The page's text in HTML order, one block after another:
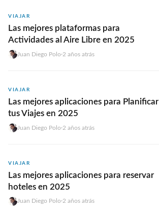
VIAJAR
Las mejores plataformas para
Actividades al Aire Libre en 2025
Juan Diego Polo·2 años atrás
VIAJAR
Las mejores aplicaciones para Planificar
tus Viajes en 2025
Juan Diego Polo·2 años atrás
VIAJAR
Las mejores aplicaciones para reservar
hoteles en 2025
Juan Diego Polo·2 años atrás